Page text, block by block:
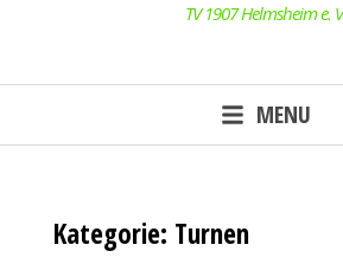
TV 1907 Helmsheim e.
MENU
Kategorie: Turnen